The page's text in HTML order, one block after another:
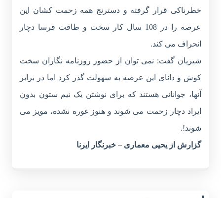
خطرناکی قرار گرفته و دسترنج همه زحمت کشان این
عرصه را در 108 سال کار سخت و طاقت فرسا دچار
انحراف می کند.
شیریان گفت: نمی توان از حضور روزنامه نگاران سخت
کوش و دانای این عرصه به سهولت گذر کرد اما در برابر
آنها، جوانانی هستند که برای نوشتن یک نیم ستون بدون
ایراد دچار زحمت می شوند و هنوز غوره نشده، مویز می
شوند!.
گزارش از یحیی معماری – خبرنگار ایرنا